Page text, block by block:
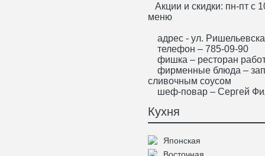
Акции и скидки: пн-пт с
меню
адрес - ул.
телефон – 785-09-90
фишка – ресторан
фирменные блюда –
сливочным соусом
шеф-повар – Сергей
Кухня
Японская